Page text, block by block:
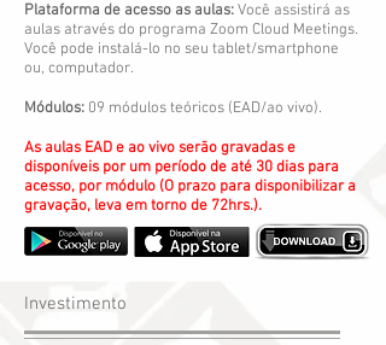
Plataforma de acesso as aulas:Você assistirá as
aulas através do programa Zoom Cloud Meetings.
Você pode instalá-lo no seu tablet/smartphone
ou, computador.
Módulos: 09 módulos teóricos (EAD/ao vivo).
As aulas EAD e ao vivo serão gravadas e
disponíveis por um período de até 30 dias para
acesso, por módulo (O prazo para disponibilizar a
gravação, leva em torno de 72hrs.).
Investimento